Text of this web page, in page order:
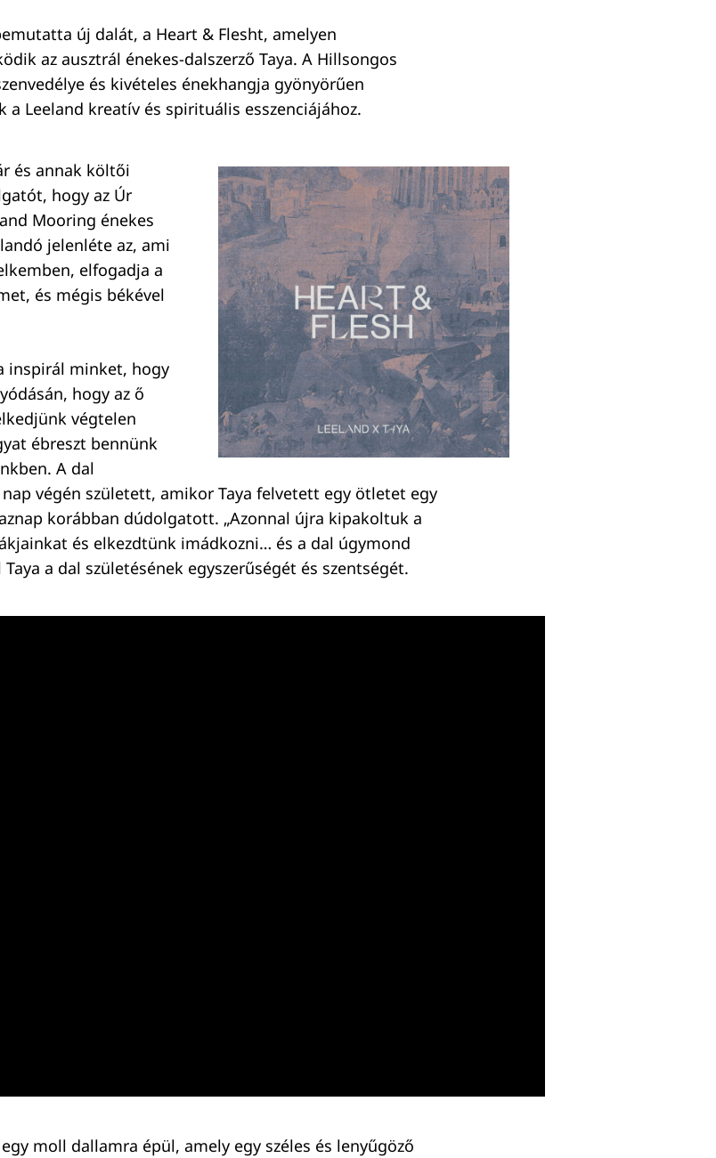
új dalát, a Heart & Flesht, amelyen
az ausztrál énekes-dalszerző Taya. A Hillsongos
és kivételes énekhangja gyönyörűen
a Leeland kreatív és spirituális esszenciájához.
és annak költői
hogy az Úr
Mooring énekes
jelenléte az, ami
elfogadja a
és mégis békével
inspirál minket, hogy
hogy az ő
végtelen
ébreszt bennünk
A dal
végén született, amikor Taya felvetett egy ötletet egy
korábban dúdolgatott. „Azonnal újra kipakoltuk a
és elkezdtünk imádkozni… és a dal úgymond
a dal születésének egyszerűségét és szentségét.
moll dallamra épül, amely egy széles és lenyűgöző